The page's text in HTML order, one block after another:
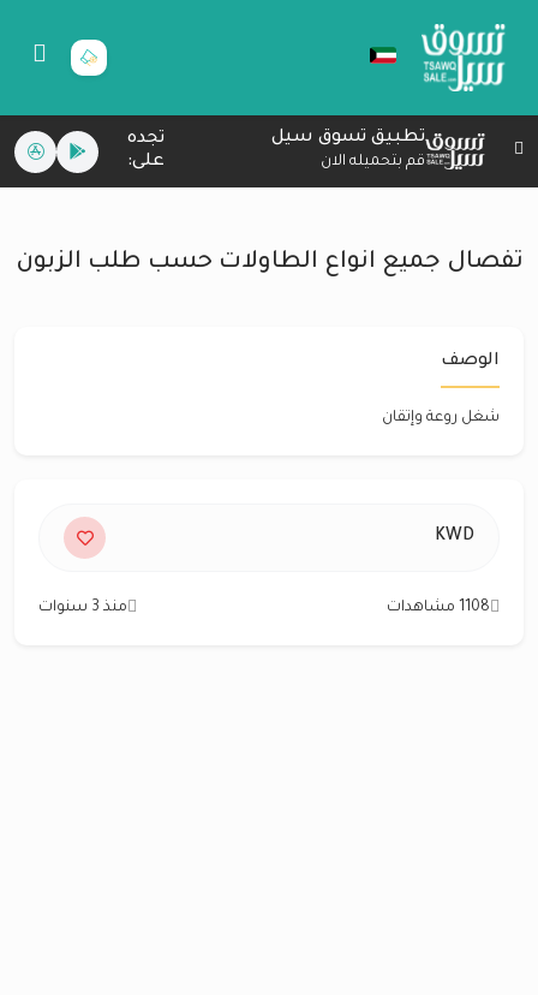
تطبيق تسوق سيل
قم بتحميله الان
تجده
على:
تفصال جميع انواع الطاولات حسب طلب الزبون
الوصف
شغل روعة وإتقان
KWD
1108 مشاهدات منذ 3 سنوات